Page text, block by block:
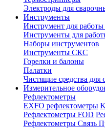
Электроды для
Инструменты
Инструмент для
Инструменты для
Наборы инструментов
Инструменты СКС
Горелки и балоны
Палатки
Чистящие средства для
Измерительное
Рефлектометры
EXFO рефлектометры
Рефлектометры FOD
Рефлектометры Связь